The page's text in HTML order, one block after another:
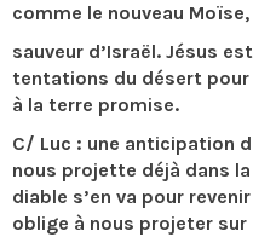
comme le nouveau
sauveur d’Israël. Jésus
tentations du désert pour
à la terre promise.
C/ Luc : une anticipation
nous projette déjà dans
diable s’en va pour
oblige à nous projeter